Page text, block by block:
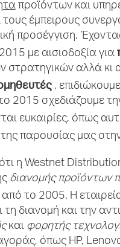
προϊόντων και
έμπειρους
προσέγγιση.
με αισιοδοξία για
στρατηγικών αλλά κι
,
2015 σχεδιάζουμε
ευκαιρίες, όπως
παρουσίας μας
η Westnet
διανομής προϊόντων
από το 2005. Η
τη διανομή και την
και φορητής
όπως HP,